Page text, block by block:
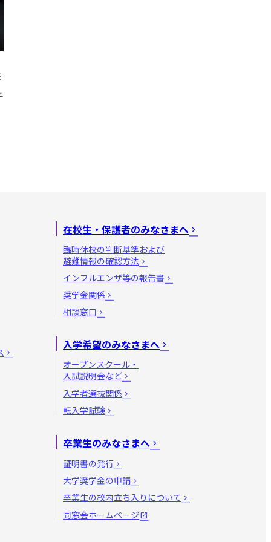
在校生・保護者のみなさまへ
臨時休校の判断基準および
避難情報の確認方法
インフルエンザ等の報告書
奨学金関係
相談窓口
入学希望のみなさまへ
オープンスクール・
入試説明会など
入学者選抜関係
転入学試験
卒業生のみなさまへ
証明書の発行
大学奨学金の申請
卒業生の校内立ち入りについて
同窓会ホームページ